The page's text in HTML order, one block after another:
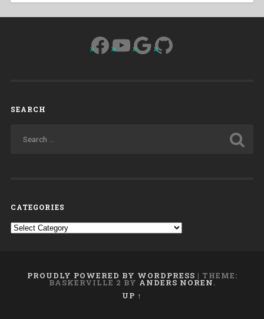
Facebook
YouTube
Google
GitHub
SEARCH
CATEGORIES
Categories
PROUDLY POWERED BY WORDPRESS | THEME:
BASKERVILLE 2 BY ANDERS NOREN.
UP ↑